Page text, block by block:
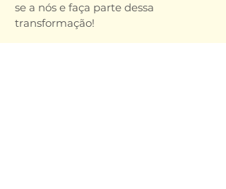
se a nós e faça parte dessa
transformação!